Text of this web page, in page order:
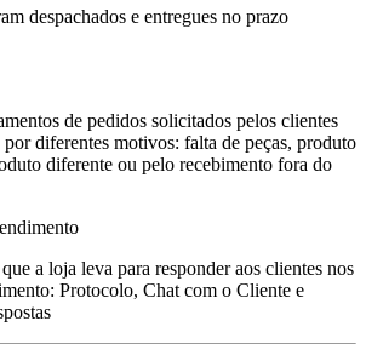
despachados e entregues no prazo
de pedidos solicitados pelos clientes
por diferentes motivos: falta de peças, produto
diferente ou pelo recebimento fora do
a loja leva para responder aos clientes nos
Protocolo, Chat com o Cliente e